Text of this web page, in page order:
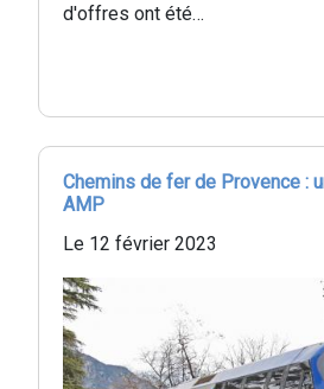
d'offres ont été…
Chemins de fer de Provence :
AMP
Le 12 février 2023